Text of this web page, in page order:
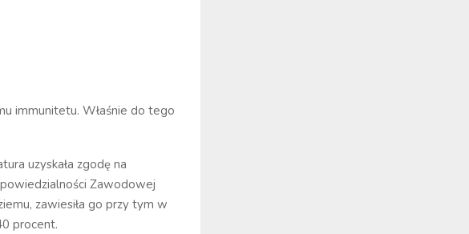
immunitetu. Właśnie do tego
uzyskała zgodę na
Zawodowej
zawiesiła go przy tym w
procent.